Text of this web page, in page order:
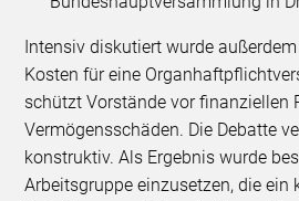
Intensiv diskutiert wurde
Kosten für eine
schützt Vorstände vor finanziellen
Vermögensschäden. Die Debatte
konstruktiv. Als Ergebnis wurde
Arbeitsgruppe einzusetzen, die ein